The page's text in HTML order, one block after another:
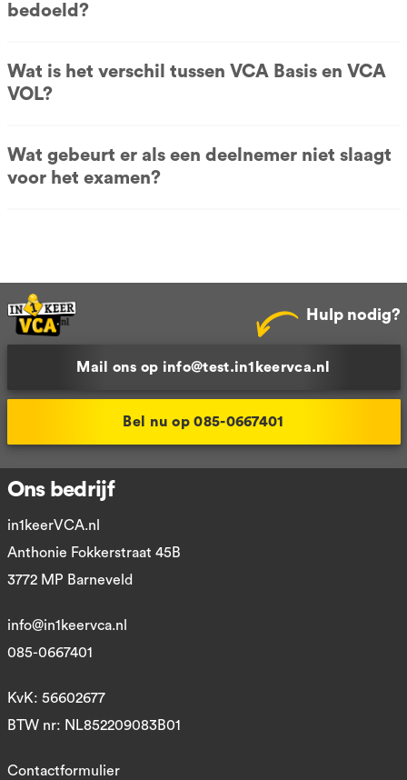
bedoeld?
Wat is het verschil tussen VCA Basis en VCA
VOL?
Wat gebeurt er als een deelnemer niet slaagt
voor het examen?
Hulp nodig?
Mail ons op info@test.in1keervca.nl
Bel nu op 085-0667401
Ons bedrijf
in1keerVCA.nl
Anthonie Fokkerstraat 45B
3772 MP Barneveld
info@in1keervca.nl
085-0667401
KvK: 56602677
BTW nr: NL852209083B01
Contactformulier